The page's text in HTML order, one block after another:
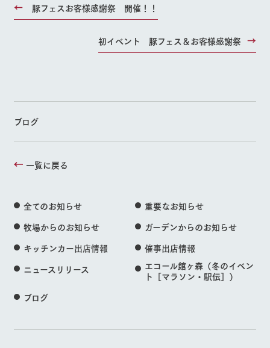
豚フェスお客様感謝祭 開催！！
初イベント 豚フェス＆お客様感謝祭
ブログ
一覧に戻る
全てのお知らせ
重要なお知らせ
牧場からのお知らせ
ガーデンからのお知らせ
キッチンカー出店情報
催事出店情報
ニュースリリース
エコール館ヶ森（冬のイベン
ト［マラソン・駅伝］）
ブログ